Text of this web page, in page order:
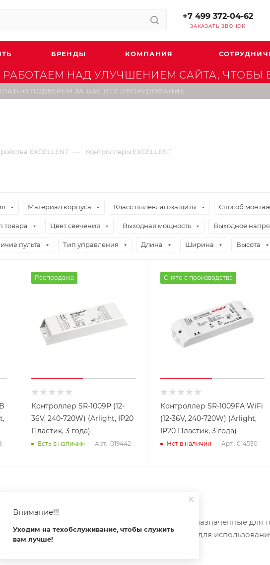
+7 499 372-04-62
ЗАКАЗАТЬ ЗВОНОК
БРЕНДЫ КОМПАНИЯ
НАД УЛУЧШЕНИЕМ САЙТА, ЧТОБЫ
ПОДБЕРЕМ ЗА ВАС ВСЁ ОБОРУДОВАНИЕ.
EXCELLENT — Контроллеры EXCELLENT
Материал корпуса Класс пылевлагозащиты Способ
товара Цвет свечения Выходная мощность Выходное
пульта Тип управления Длина Ширина Высота
Распродажа
Контроллер SR-1009P (12-
36V, 240-720W) (Arlight, IP20
Пластик, 3 года)
Есть в наличии Арт.: 019442
Снято с производства
Контроллер SR-1009FA WiFi
(12-36V, 240-720W) (Arlight,
IP20 Пластик, 3 года)
Нет в наличии Арт.: 014530
надежное управление освещением
собой современные устройства, предназначенные для
системами. Эти контроллеры идеально подходят для
и экономию электроэнергии.
Внимание!!!
Уходим на техобслуживание, чтобы служить
вам лучше!